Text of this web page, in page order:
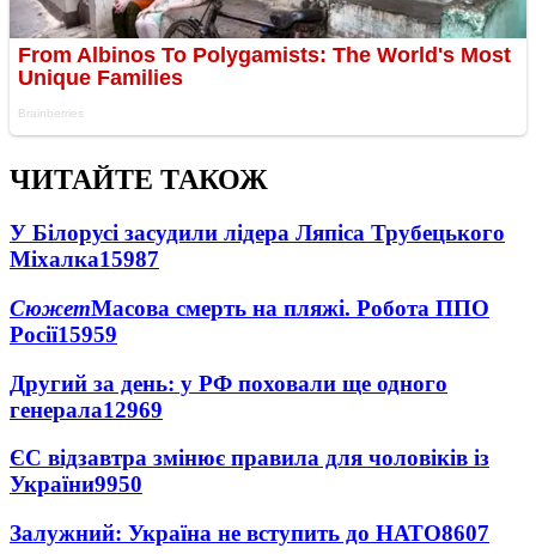
ЧИТАЙТЕ ТАКОЖ
У Білорусі засудили лідера Ляпіса Трубецького
Міхалка15987
СюжетМасова смерть на пляжі. Робота ППО
Росії15959
Другий за день: у РФ поховали ще одного
генерала12969
ЄС відзавтра змінює правила для чоловіків із
України9950
Залужний: Україна не вступить до НАТО8607